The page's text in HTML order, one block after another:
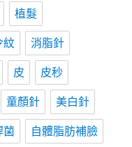
植髮
紋 消脂針
皮 皮秒
童顏針 美白針
菌 自體脂肪補臉